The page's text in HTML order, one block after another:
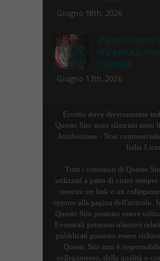
Giugno 18th, 2026
Paolo Avanzi
tra pittura,
culturali
Giugno 17th, 2026
Eccetto dove diversamente
Questo Sito sono rilasciati sotto
Attribuzione - Non
Italia
Tutti i contenuti di Questo
utilizzati a patto di citare
inserire un link o un
oppure alla pagina dell'articolo.
Questo Sito possono essere
Eventuali permessi ulteriori
pubblicati possono essere
Questo Sito non è
collegamento, della qualità o